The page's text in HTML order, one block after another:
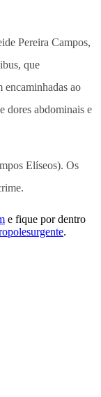
Pereira Campos,
que
encaminhadas ao
dores abdominais e
Elíseos). Os
e fique por dentro
.